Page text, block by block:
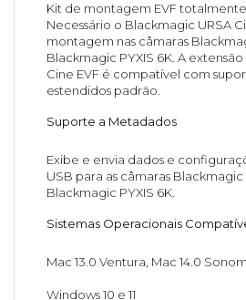
Kit de montagem EVF
Necessário o Blackmagic URSA
montagem nas câmaras
Blackmagic PYXIS 6K. A
Cine EVF é compatível com
estendidos padrão.
Suporte a Metadados
Exibe e envia dados e
USB para as câmaras Blackmagic
Blackmagic PYXIS 6K.
Sistemas Operacionais
Mac 13.0 Ventura, Mac 14.0
Windows 10 e 11